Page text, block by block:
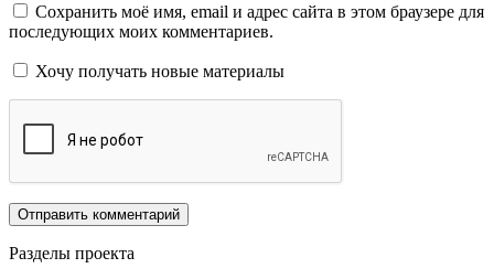
Сохранить моё имя, email и адрес сайта в этом браузере для
последующих моих комментариев.
Хочу получать новые материалы
Разделы проекта